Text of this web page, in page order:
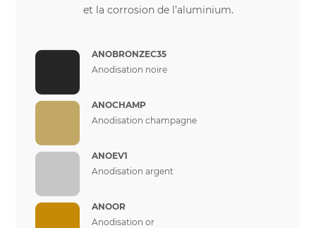
et la corrosion de l’aluminium.
ANOBRONZEC35
Anodisation noire
ANOCHAMP
Anodisation champagne
ANOEV1
Anodisation argent
ANOOR
Anodisation or